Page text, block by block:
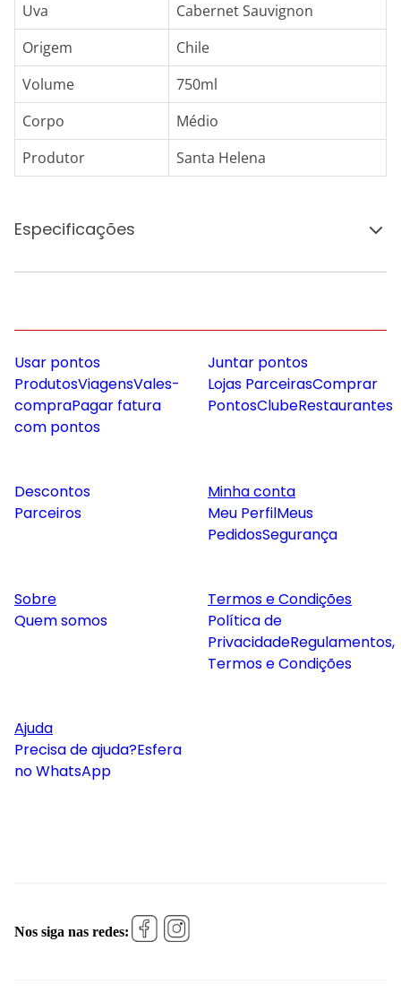
Uva
Cabernet Sauvignon
Origem
Chile
Volume
750ml
Corpo
Médio
Produtor
Santa Helena
Especificações
Usar pontos
ProdutosViagensVales-
compraPagar fatura
com pontos
Juntar pontos
Lojas ParceirasComprar
PontosClubeRestaurantes
Descontos
Parceiros
Minha conta
Meu PerfilMeus
PedidosSegurança
Sobre
Quem somos
Termos e Condições
Política de
PrivacidadeRegulamentos,
Termos e Condições
Ajuda
Precisa de ajuda?Esfera
no WhatsApp
Nos siga nas redes: